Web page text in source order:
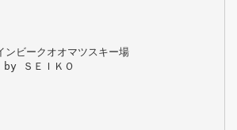
ビークオオマツスキー場
by ＳＥＩＫＯ